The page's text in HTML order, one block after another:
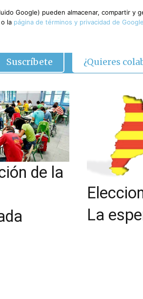
Suscríbete ¿Quieres
de la
La
Google) pueden almacenar, compartir y
la página de términos y privacidad de Google